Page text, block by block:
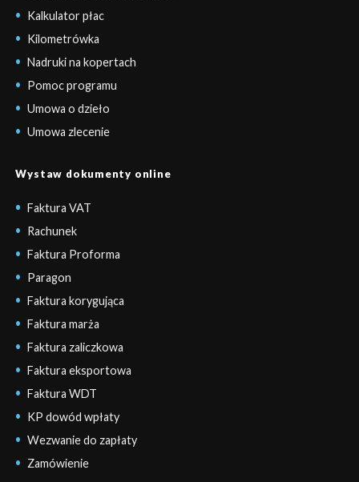
Kalkulator płac
Kilometrówka
Nadruki na kopertach
Pomoc programu
Umowa o dzieło
Umowa zlecenie
Wystaw dokumenty online
Faktura VAT
Rachunek
Faktura Proforma
Paragon
Faktura korygująca
Faktura marża
Faktura zaliczkowa
Faktura eksportowa
Faktura WDT
KP dowód wpłaty
Wezwanie do zapłaty
Zamówienie